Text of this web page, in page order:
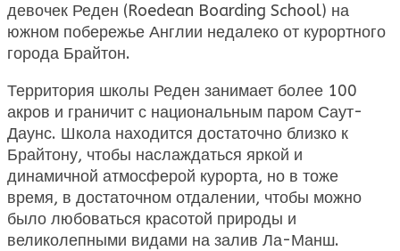
девочек Реден (Roedean Boarding School) на
южном побережье Англии недалеко от курортного
города Брайтон.
Территория школы Реден занимает более 100
акров и граничит с национальным паром Саут-
Даунс. Школа находится достаточно близко к
Брайтону, чтобы наслаждаться яркой и
динамичной атмосферой курорта, но в тоже
время, в достаточном отдалении, чтобы можно
было любоваться красотой природы и
великолепными видами на залив Ла-Манш.